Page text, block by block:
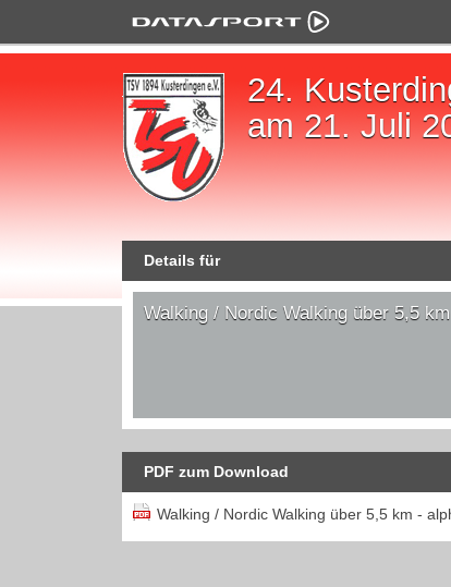
24.
am 21. Juli
Details für
Walking / Nordic Walking über 5,5 km
PDF zum Download
Walking / Nordic Walking über 5,5 km -